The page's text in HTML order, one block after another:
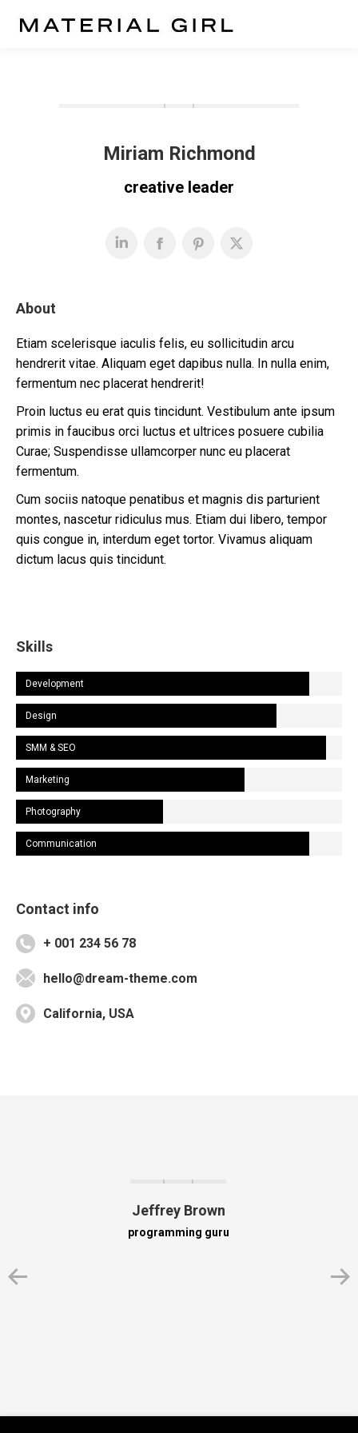
Miriam Richmond
creative leader
About
Etiam scelerisque iaculis felis, eu sollicitudin arcu
hendrerit vitae. Aliquam eget dapibus nulla. In nulla enim,
fermentum nec placerat hendrerit!
Proin luctus eu erat quis tincidunt. Vestibulum ante ipsum
primis in faucibus orci luctus et ultrices posuere cubilia
Curae; Suspendisse ullamcorper nunc eu placerat
fermentum.
Cum sociis natoque penatibus et magnis dis parturient
montes, nascetur ridiculus mus. Etiam dui libero, tempor
quis congue in, interdum eget tortor. Vivamus aliquam
dictum lacus quis tincidunt.
Skills
Development
Design
SMM & SEO
Marketing
Photography
Communication
Contact info
+ 001 234 56 78
hello@dream-theme.com
California, USA
Jeffrey Brown
programming guru